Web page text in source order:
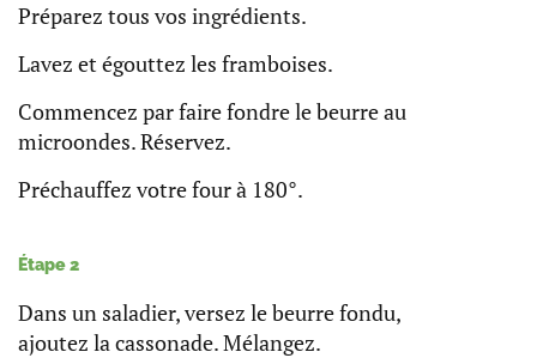
Préparez tous vos ingrédients.
Lavez et égouttez les framboises.
Commencez par faire fondre le beurre au
microondes. Réservez.
Préchauffez votre four à 180°.
Étape 2
Dans un saladier, versez le beurre fondu,
ajoutez la cassonade. Mélangez.